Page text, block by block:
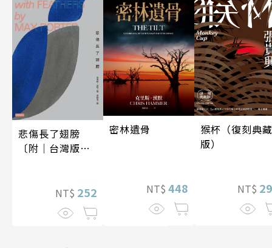
悲傷長了翅膀
〔附｜台灣版獨
NT$ 252
密林遺骨
NT$ 448
猴杯（復刻典藏
版）
NT$